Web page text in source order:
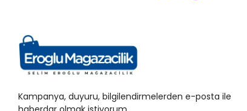
Kampanya, duyuru, bilgilendirmelerden e-posta ile